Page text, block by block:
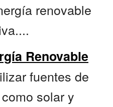
renovable
Renovable
fuentes de
solar y